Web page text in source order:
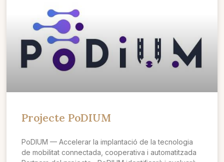
Projecte PoDIUM
PoDIUM — Accelerar la implantació de la tecnologia
de mobilitat connectada, cooperativa i automatitzada